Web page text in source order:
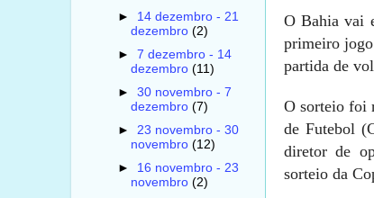
O Bahia vai
primeiro jogo
partida de
O sorteio foi
de Futebol
diretor de
sorteio da
► 14 dezembro - 21
dezembro (2)
► 7 dezembro - 14
dezembro (11)
► 30 novembro - 7
dezembro (7)
► 23 novembro - 30
novembro (12)
► 16 novembro - 23
novembro (2)